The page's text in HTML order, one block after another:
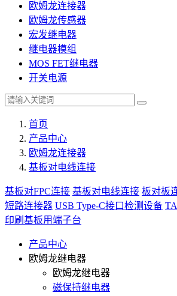
欧姆龙连接器
欧姆龙传感器
宏发继电器
继电器模组
MOS FET继电器
开关电源
首页
产品中心
欧姆龙连接器
基板对电线连接
基板对FPC连接 基板对电线连接 板对板
短路连接器 USB Type-C接口检测设备
印刷基板用端子台
产品中心
欧姆龙继电器
欧姆龙继电器
磁保持继电器